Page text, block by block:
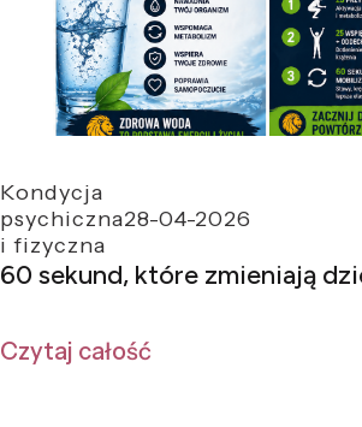
Kondycja
psychiczna
i fizyczna
28-04-2026
60 sekund, które zmieniają
Czytaj całość